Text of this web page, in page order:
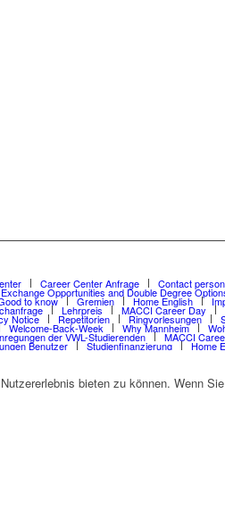
Career Center Anfrage Contact
Exchange Opportunities and Double Degree
to know Gremien Home English
Lehrpreis MACCI Career Day
Notice Repetitorien Ringvorlesungen
Welcome-Back-Week Why Mannheim
der VWL-Studierenden MACCI
Benutzer Studienfinanzierung Home
bieten zu können. Wenn